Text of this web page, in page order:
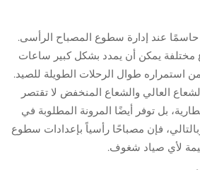
حاسمًا عند إدارة سطوع المصباح الرأسى.
يمكن أن يمدد بشكل كبير ساعات
استمراره طوال الرحلات الطويلة للصيد.
العالي والشعاع المنخفض لا تقتصر
بل توفر أيضًا المرونة المطلوبة في
فإن مصباحًا رأسياً بإعدادات سطوع
قيمة لأي صياد شغوف.